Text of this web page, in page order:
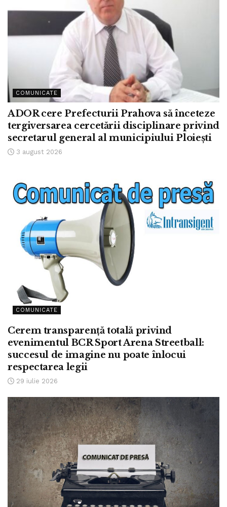
COMUNICATE
ADOR cere Prefecturii Prahova să înceteze
tergiversarea cercetării disciplinare privind
secretarul general al municipiului Ploiești
3 august 2026
COMUNICATE
Cerem transparență totală privind
evenimentul BCR Sport Arena Streetball:
succesul de imagine nu poate înlocui
respectarea legii
29 iulie 2026